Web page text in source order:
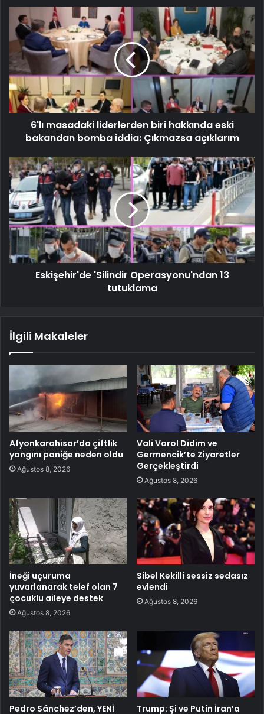
6'lı masadaki liderlerden biri hakkında eski
bakandan bomba iddia: Çıkmazsa açıklarım
Eskişehir'de 'Silindir Operasyonu'ndan 13
tutuklama
İlgili Makaleler
Afyonkarahisar’da çiftlik
yangını paniğe neden oldu
Ağustos 8, 2026
Vali Varol Didim ve
Germencik’te Ziyaretler
Gerçekleştirdi
Ağustos 8, 2026
İneği uçuruma
yuvarlanarak telef olan 7
çocuklu aileye destek
Ağustos 8, 2026
Sibel Kekilli sessiz sedasız
evlendi
Ağustos 8, 2026
Pedro Sánchez’den, YENİ Trump: Şi ve Putin İran’a